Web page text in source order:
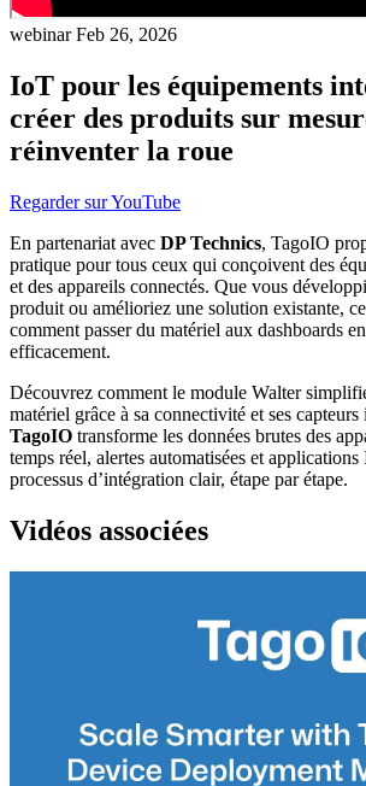
webinarFeb 26, 2026
IoT pour les équipements
créer des produits sur
réinventer la roue
Regarder sur YouTube
En partenariat avec DP Technics, TagoIO
pratique pour tous ceux qui conçoivent des
et des appareils connectés. Que vous
produit ou amélioriez une solution existante,
comment passer du matériel aux dashboards
efficacement.
Découvrez comment le module Walter
matériel grâce à sa connectivité et ses
TagoIO transforme les données brutes des
temps réel, alertes automatisées et
processus d’intégration clair, étape par étape.
Vidéos associées